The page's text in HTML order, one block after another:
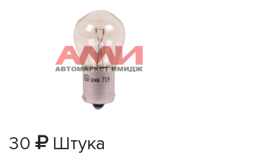
30 Штука